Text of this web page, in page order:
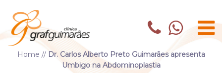
Home // Dr. Carlos Alberto Preto Guimarães apresenta
Umbigo na Abdominoplastia